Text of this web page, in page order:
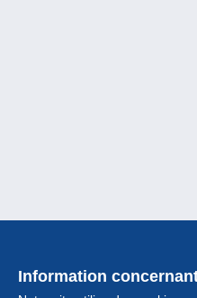
Information